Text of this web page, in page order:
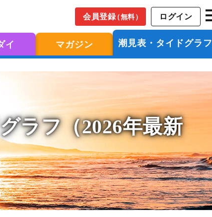
会員登録（無料） ログイン
イ マガジン 潮見表・タイドグラフ
ラフ（2026年最新